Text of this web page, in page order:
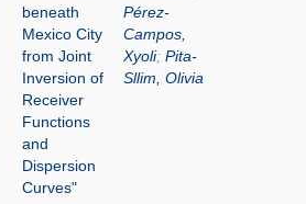
beneath
Mexico City
from Joint
Inversion of
Receiver
Functions
and
Dispersion
Curves"
Pérez-
Campos,
Xyoli; Pita-
Sllim, Olivia